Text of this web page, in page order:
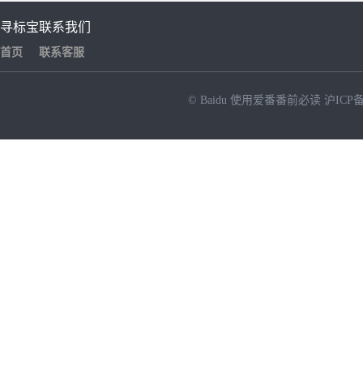
寻标宝
首页
联系我们
联系客服
© Baidu 使用爱番番前必读 沪ICP